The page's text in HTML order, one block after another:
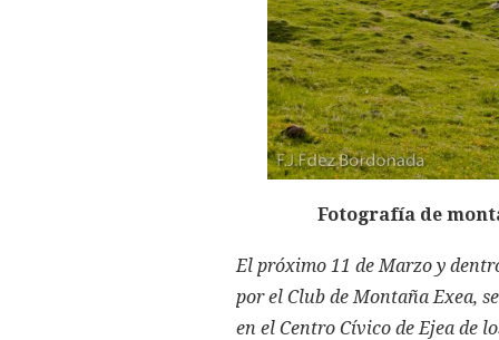
Fotografía de
El próximo 11 de Marzo y
por el Club de Montaña Exea,
en el Centro Cívico de Ejea de